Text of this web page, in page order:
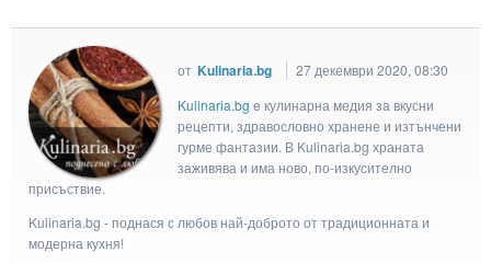
от Kulinaria.bg
27 декември 2020, 08:30
Kulinaria.bg e кулинарна медия за вкусни
рецепти, здравословно хранене и изтънчени
гурме фантазии. В Kulinaria.bg храната
заживява и има ново, по-изкусително
присъствие.
Kulinaria.bg - поднася с любов най-доброто от традиционната и
модерна кухня!